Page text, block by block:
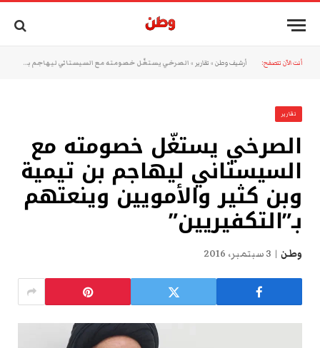
أنت الآن تتصفح: أرشيف وطن » تقارير » الصرخي يستغّل خصومته مع السيستاني ليهاجم بن تيمية وبن كثير والأمويين وينعتهم بـ”التكفيريين”
تقارير
الصرخي يستغّل خصومته مع
السيستاني ليهاجم بن تيمية
وبن كثير والأمويين وينعتهم
بـ”التكفيريين”
وطن 3 سبتمبر، 2016